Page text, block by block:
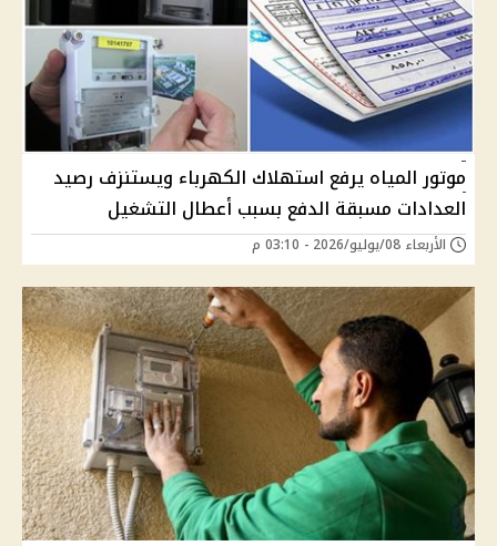
موتور المياه يرفع استهلاك الكهرباء ويستنزف رصيد
العدادات مسبقة الدفع بسبب أعطال التشغيل
الأربعاء 08/يوليو/2026 - 03:10 م